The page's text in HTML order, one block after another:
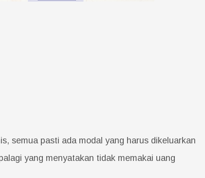
semua pasti ada modal yang harus dikeluarkan
yang menyatakan tidak memakai uang